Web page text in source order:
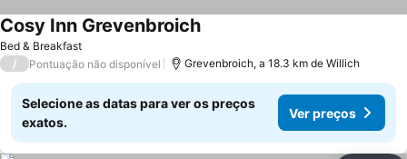
Bed & Breakfast
Cosy Inn Grevenbroich
/ Pontuação não disponível Grevenbroich, a 18.3 km de Willich
Selecione as datas para ver os preços
exatos.
Ver preços